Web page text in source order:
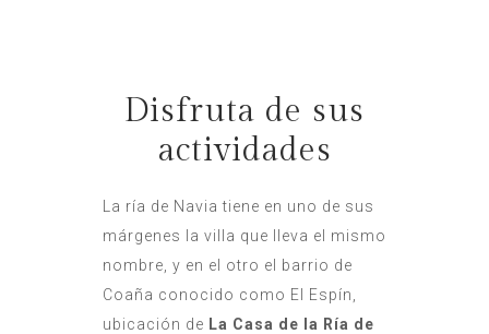
Disfruta de sus
actividades
La ría de Navia tiene en uno de sus
márgenes la villa que lleva el mismo
nombre, y en el otro el barrio de
Coaña conocido como El Espín,
ubicación de La Casa de la Ría de